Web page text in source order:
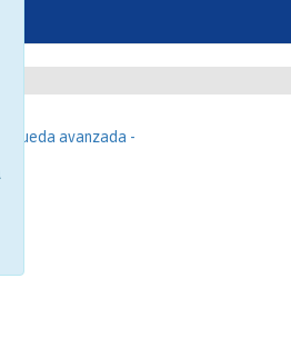
avanzada -